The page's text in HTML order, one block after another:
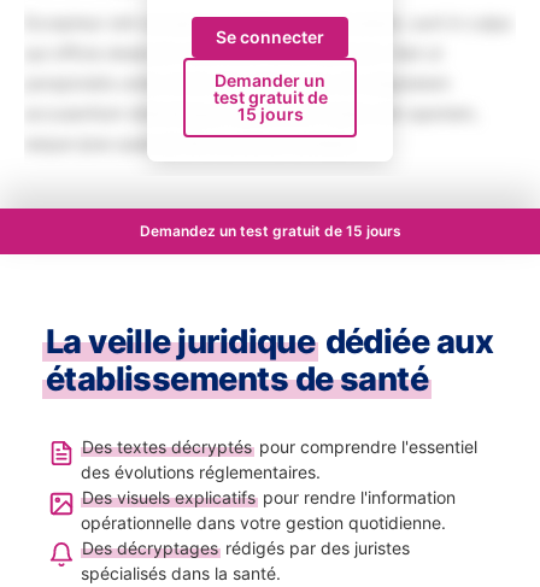
Excepteur sint occaecat cupidatat non proident, sunt in culpa
qui officia deserunt mollit anim id est laborum. Sed ut
perspiciatis unde omnis iste natus error sit voluptatem
accusantium doloremque laudantium, totam rem aperiam,
eaque ipsa quae ab illo inventore veritatis.
Se connecter
Demander un
test gratuit de
15 jours
Demandez un test gratuit de 15 jours
La veille juridique dédiée aux
établissements de santé
Des textes décryptéspour comprendre l'essentiel
des évolutions réglementaires.
Des visuels explicatifspour rendre l'information
opérationnelle dans votre gestion quotidienne.
Des décryptagesrédigés par des juristes
spécialisés dans la santé.